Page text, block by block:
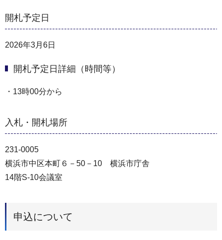
開札予定日
2026年3月6日
開札予定日詳細（時間等）
・13時00分から
入札・開札場所
231-0005
横浜市中区本町６－50－10 横浜市庁舎
14階S-10会議室
申込について